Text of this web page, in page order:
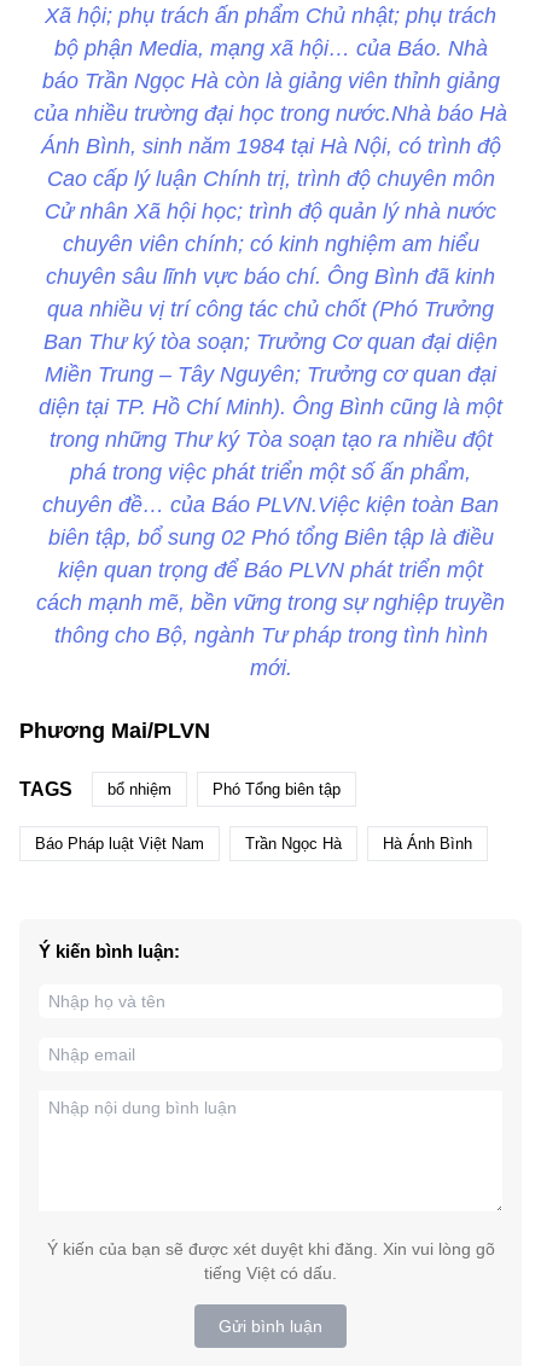
Xã hội; phụ trách ấn phẩm Chủ nhật; phụ trách
bộ phận Media, mạng xã hội… của Báo. Nhà
báo Trần Ngọc Hà còn là giảng viên thỉnh giảng
của nhiều trường đại học trong nước.Nhà báo Hà
Ánh Bình, sinh năm 1984 tại Hà Nội, có trình độ
Cao cấp lý luận Chính trị, trình độ chuyên môn
Cử nhân Xã hội học; trình độ quản lý nhà nước
chuyên viên chính; có kinh nghiệm am hiểu
chuyên sâu lĩnh vực báo chí. Ông Bình đã kinh
qua nhiều vị trí công tác chủ chốt (Phó Trưởng
Ban Thư ký tòa soạn; Trưởng Cơ quan đại diện
Miền Trung – Tây Nguyên; Trưởng cơ quan đại
diện tại TP. Hồ Chí Minh). Ông Bình cũng là một
trong những Thư ký Tòa soạn tạo ra nhiều đột
phá trong việc phát triển một số ấn phẩm,
chuyên đề… của Báo PLVN.Việc kiện toàn Ban
biên tập, bổ sung 02 Phó tổng Biên tập là điều
kiện quan trọng để Báo PLVN phát triển một
cách mạnh mẽ, bền vững trong sự nghiệp truyền
thông cho Bộ, ngành Tư pháp trong tình hình
mới.
Phương Mai/PLVN
TAGS bổ nhiệm Phó Tổng biên tập
Báo Pháp luật Việt Nam Trần Ngọc Hà Hà Ánh Bình
Ý kiến bình luận:
Ý kiến của bạn sẽ được xét duyệt khi đăng. Xin vui lòng gõ
tiếng Việt có dấu.
Gửi bình luận